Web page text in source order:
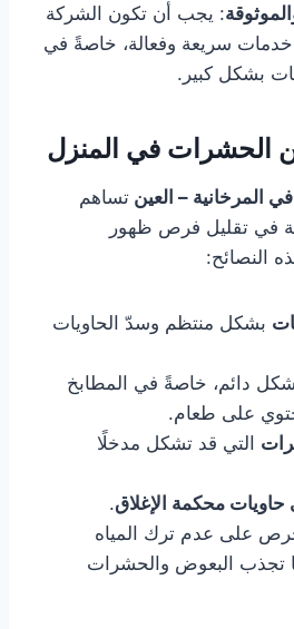
: يجب أن تكون الشركة
خدمات سريعة وفعالة، خاصةً في
بشكل كبير.
الحشرات في المنزل
المرخانية – العين تساهم
في تقليل فرص ظهور
النصائح:
بشكل منتظم وسدّ الحاويات
دائم، خاصةً في المطابخ
على طعام.
التي قد تشكل مدخلًا
محكمة الإغلاق.
على عدم ترك المياه
تجذب البعوض والحشرات